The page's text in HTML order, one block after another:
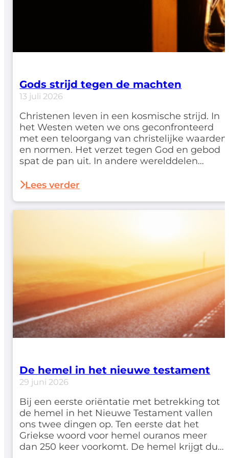
Gods strijd tegen de machten
13 juli 2026
Christenen leven in een kosmische strijd. In
het Westen weten we ons geconfronteerd
met een teloorgang van christelijke waarden
en normen. Het verzet tegen God en gebod
spat de pan uit. In andere werelddelen
vervolgd. Net als bij de eerste leerlingen in
beproevingen het koninkrijk…
Lees verder
De hemel in het nieuwe testament
29 juni 2026
Bij een eerste oriëntatie met betrekking tot
de hemel in het Nieuwe Testament vallen
ons twee dingen op. Ten eerste dat het
Griekse woord voor hemel ouranos meer
dan 250 keer voorkomt. De hemel krijgt dus